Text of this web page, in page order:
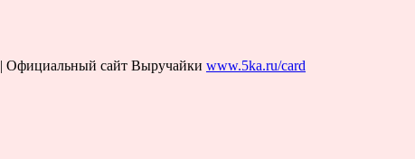
| Официальный сайт Выручайки www.5ka.ru/card